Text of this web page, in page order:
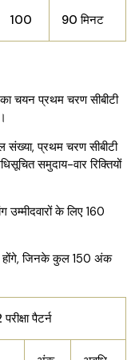
100 90 मिनट
का चयन प्रथम चरण सीबीटी
संख्या, प्रथम चरण सीबीटी
समुदाय-वार रिक्तियों
उम्मीदवारों के लिए 160
होंगे, जिनके कुल 150 अंक
पैटर्न